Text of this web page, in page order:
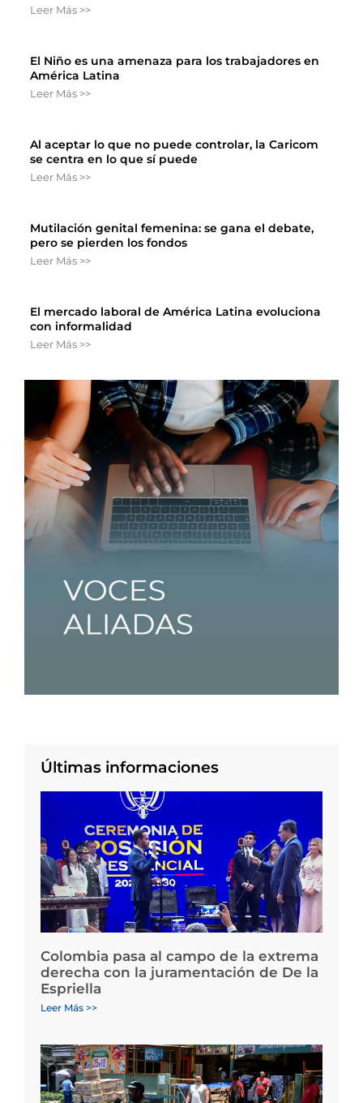
Leer Más >>
El Niño es una amenaza para los trabajadores en
América Latina
Leer Más >>
Al aceptar lo que no puede controlar, la Caricom
se centra en lo que sí puede
Leer Más >>
Mutilación genital femenina: se gana el debate,
pero se pierden los fondos
Leer Más >>
El mercado laboral de América Latina evoluciona
con informalidad
Leer Más >>
Últimas informaciones
Colombia pasa al campo de la extrema
derecha con la juramentación de De la
Espriella
Leer Más >>